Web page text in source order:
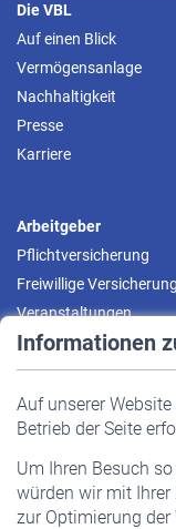
Informationen
Auf unserer
Betrieb der Seite
Um Ihren Besuch
würden wir mit
zur Optimierung der
Die VBL
Auf einen Blick
Vermögensanlage
Nachhaltigkeit
Presse
Karriere
Arbeitgeber
Pflichtversicherung
Freiwillige Versicherung
Veranstaltungen
Pflichtversicherung
Staatliche Förderung
Veranstaltungen